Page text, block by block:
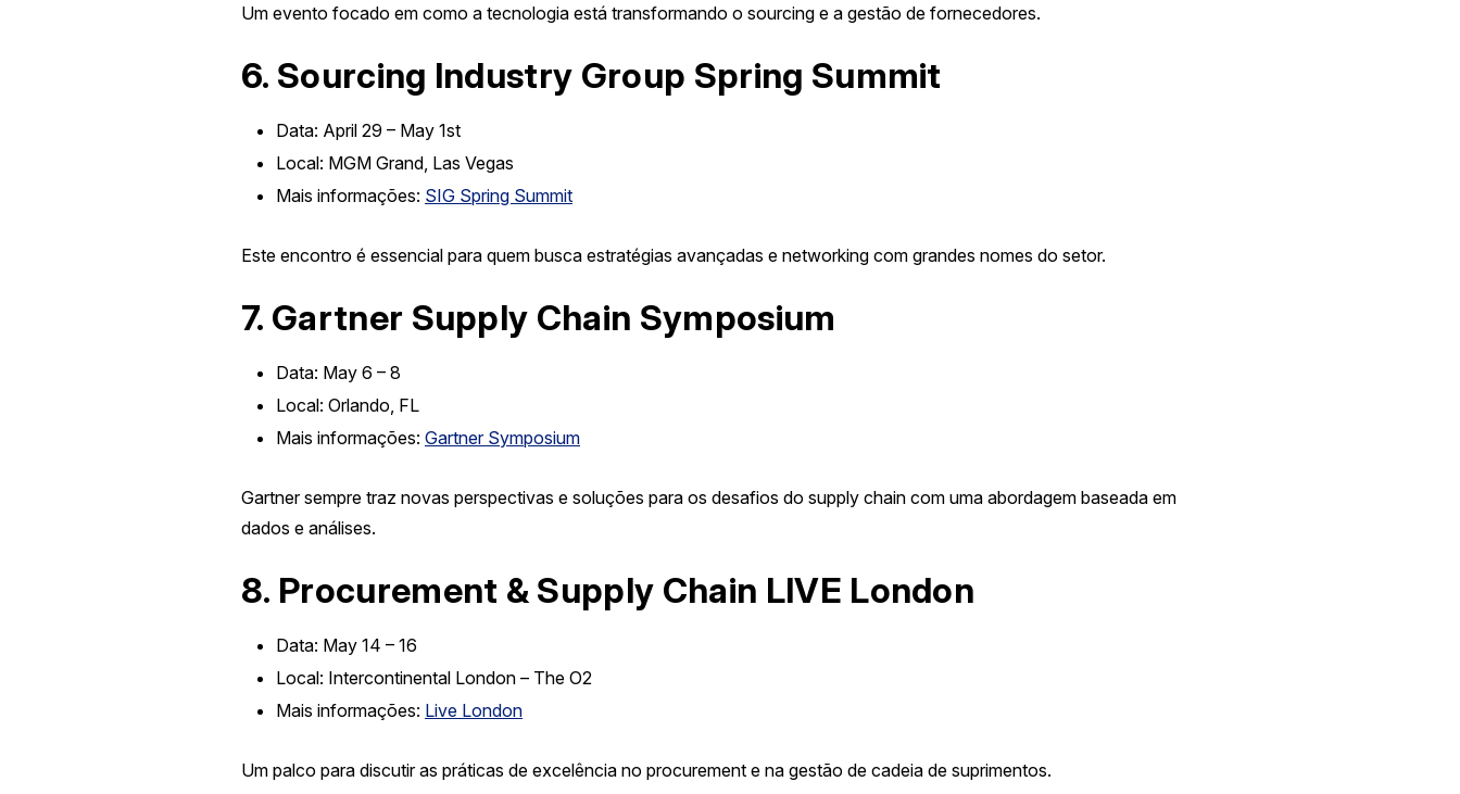
Um evento focado em como a tecnologia está transformando o sourcing e a gestão de fornecedores.
6. Sourcing Industry Group Spring Summit
Data: April 29 – May 1st
Local: MGM Grand, Las Vegas
Mais informações: SIG Spring Summit
Este encontro é essencial para quem busca estratégias avançadas e networking com grandes nomes do setor.
7. Gartner Supply Chain Symposium
Data: May 6 – 8
Local: Orlando, FL
Mais informações: Gartner Symposium
Gartner sempre traz novas perspectivas e soluções para os desafios do supply chain com uma abordagem baseada em
dados e análises.
8. Procurement & Supply Chain LIVE London
Data: May 14 – 16
Local: Intercontinental London – The O2
Mais informações: Live London
Um palco para discutir as práticas de excelência no procurement e na gestão de cadeia de suprimentos.